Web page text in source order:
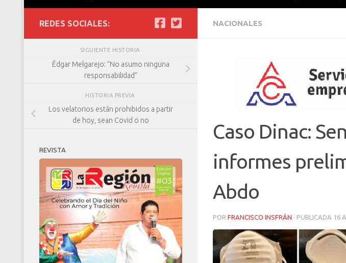
NACIONALES
Caso Dinac:
informes
Abdo
POR FRANCISCO INSFRÁN · PUBLICADA 16
REDES SOCIALES:
SIGUIENTE HISTORIA
Édgar Melgarejo: “No asumo ninguna
responsabilidad”
HISTORIA PREVIA
Los velatorios están prohibidos a partir
de hoy, sean Covid o no
REVISTA